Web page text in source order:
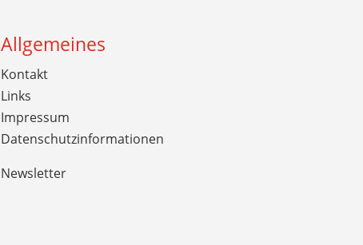
Allgemeines
Kontakt
Links
Impressum
Datenschutzinformationen
Newsletter